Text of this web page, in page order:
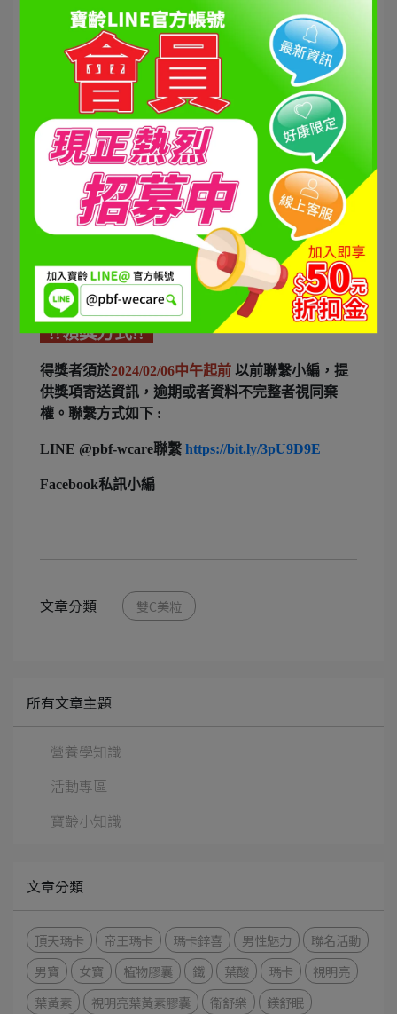
!!開獎囉!!
請注意，因年節前夕貨運無法指定到貨日期(2/7暫
停出貨)，因此小編公告後來領獎的得獎者，會優先
寄出，期望大家都能夠帶回家一起與家人享用。
!!領獎方式!!
得獎者須於2024/02/06中午起前 以前聯繫小編，提
供獎項寄送資訊，逾期或者資料不完整者視同棄
權。聯繫方式如下 :
LINE @pbf-wcare聯繫 https://bit.ly/3pU9D9E
Facebook私訊小編
文章分類 雙C美粒
所有文章主題
營養學知識
活動專區
寶齡小知識
文章分類
頂天瑪卡 帝王瑪卡 瑪卡鋅喜 男性魅力
聯名活動
男寶
女寶 植物膠囊 鐵 葉酸 瑪卡
視明亮
葉黃素
視明亮葉黃素膠囊 衛舒樂
鎂舒眠